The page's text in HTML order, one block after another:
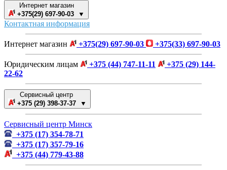
Интернет магазин
+375(29) 697-90-03 ▼
Контактная информация
Интернет магазин +375(29) 697-90-03 +375(33) 697-90-03
Юридическим лицам +375 (44) 747-11-11
+375 (29) 144-
22-62
Сервисный центр
+375 (29) 398-37-37 ▼
Сервисный центр Минск
+375 (17) 354-78-71
+375 (17) 357-79-16
+375 (44) 779-43-88